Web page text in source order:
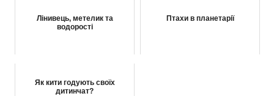
Лінивець, метелик та
водорості
Птахи в планетарії
Як кити годують своїх
дитинчат?